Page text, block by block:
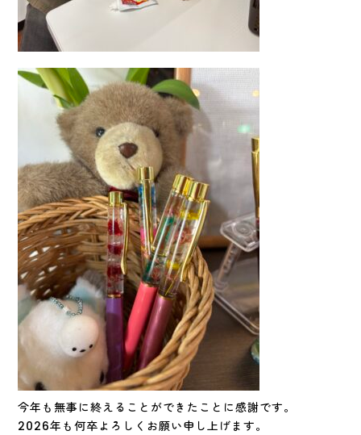
今年も無事に終えることができたことに感謝です。
2026年も何卒よろしくお願い申し上げます。